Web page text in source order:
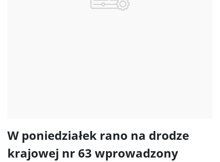
W poniedziałek rano na drodze
krajowej nr 63 wprowadzony